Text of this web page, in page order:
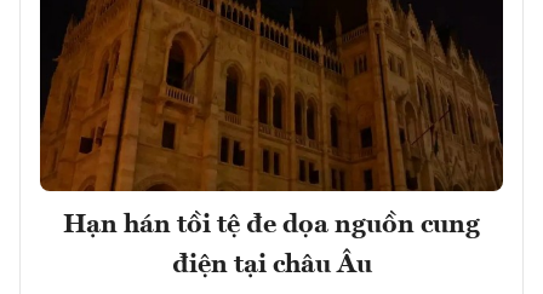
Hạn hán tồi tệ đe dọa nguồn cung
điện tại châu Âu